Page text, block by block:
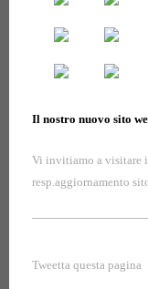
Il nostro nuovo sito
Vi invitiamo a visitare
resp.aggiornamento
Tweetta questa pagina